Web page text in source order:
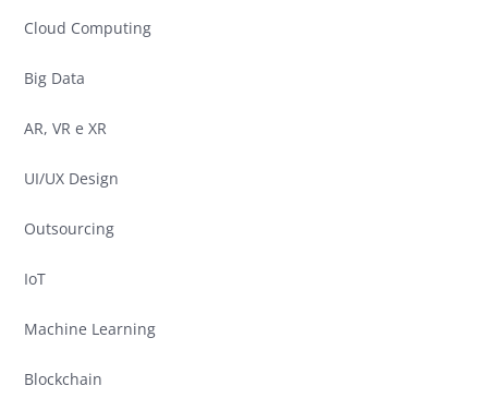
Cloud Computing
Big Data
AR, VR e XR
UI/UX Design
Outsourcing
IoT
Machine Learning
Blockchain